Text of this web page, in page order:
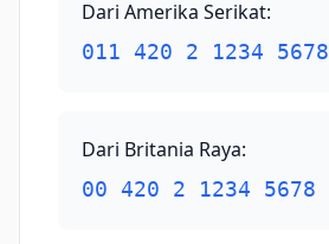
Dari Amerika Serikat:
011 420 2 1234 5678
Dari Britania Raya:
00 420 2 1234 5678